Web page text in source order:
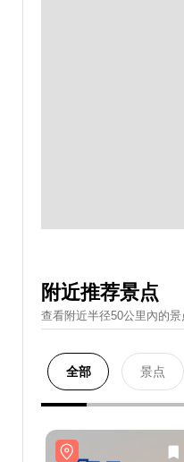
附近推荐景点
查看附近半径50公里內的
全部 景点